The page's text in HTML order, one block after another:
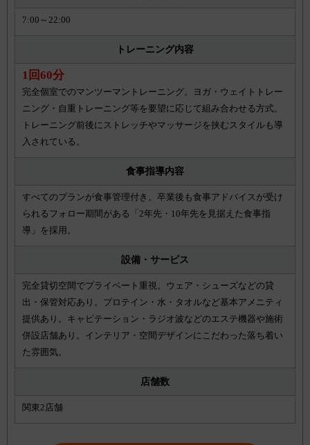
7:00～22:00
トレーニング内容
1回60分
完全個室でのマンツーマントレーニング。ヨガ・ウェイトトレー
ニング・自重トレーニング等を要望に応じて組み合わせる方式。
トレーニング前後にストレッチやマッサージを挟むスタイルも導
入されている。
食事指導内容
すべてのプランが食事管理付き。卒業後も食事アドバイスが受け
られるフォロー期間がある「2年先・10年先を見据えた食事指
導」を採用。
設備・サービス
完全貸切空間でプライベート重視。ウェア・シューズなどの貸
出・保管対応あり。プロテイン・水・タオルなど基本アメニティ
提供あり。キャビテーション・ラジオ波などのエステ機器や施術
併設店舗あり。インテリア・空間デザインにこだわった落ち着い
た雰囲気。
店舗数
関東2店舗